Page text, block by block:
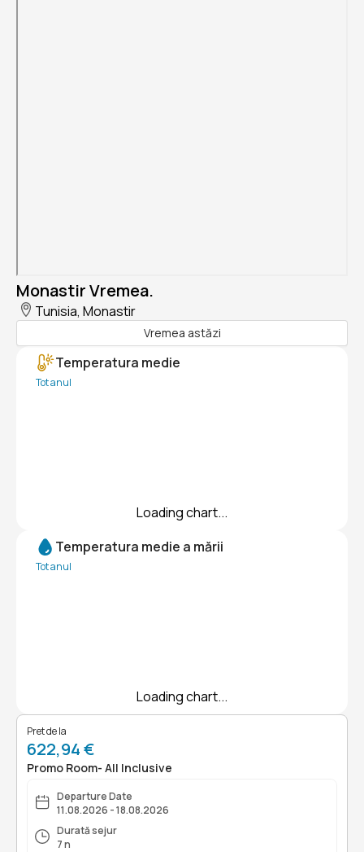
Monastir Vremea.
Tunisia, Monastir
Vremea astăzi
Temperatura medie
Tot anul
Loading chart...
Temperatura medie a mării
Tot anul
Loading chart...
Pret de la
622,94 €
Promo Room- All Inclusive
Departure Date
11.08.2026 - 18.08.2026
Durată sejur
7 n